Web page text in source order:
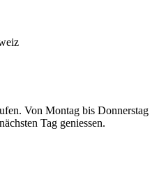
Von Montag bis Donnerstag
Tag geniessen.